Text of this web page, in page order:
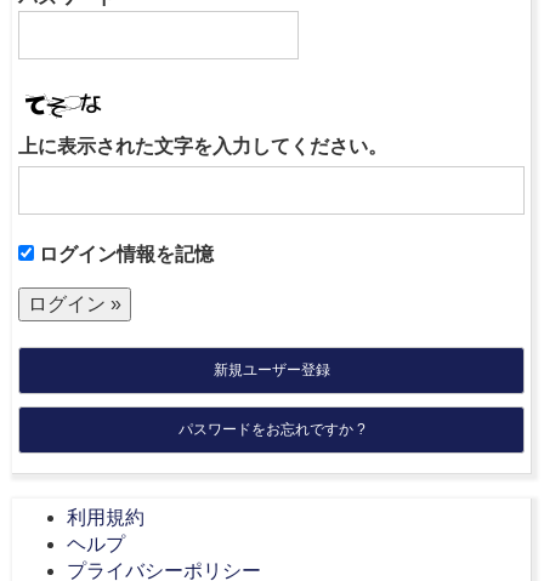
上に表示された文字を入力してください。
ログイン情報を記憶
新規ユーザー登録
パスワードをお忘れですか ?
利用規約
ヘルプ
プライバシーポリシー